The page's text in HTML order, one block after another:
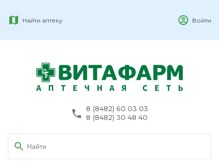
Найти аптеку Войти
8 (8482) 60 03 03
8 (8482) 30 48 40